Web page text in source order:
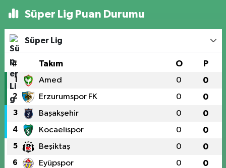
Süper Lig Puan Durumu
Süper Lig
# Takım O P
1 Amed 0 0
2 Erzurumspor FK 0 0
3 Başakşehir 0 0
4 Kocaelispor 0 0
5 Beşiktaş 0 0
6 Eyüpspor 0 0